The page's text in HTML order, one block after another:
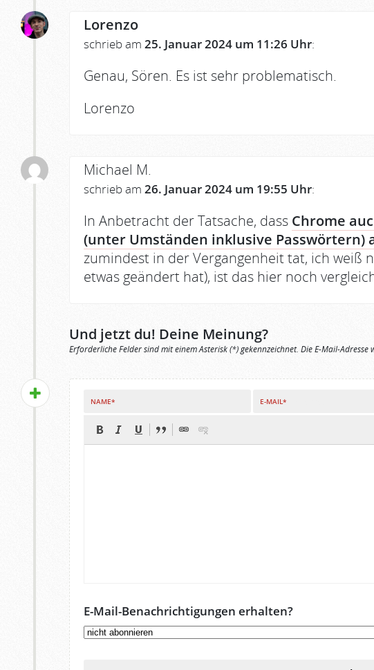
Lorenzo
schrieb am 25. Januar 2024 um 11:26 Uhr:
Genau, Sören. Es ist sehr problematisch.
Lorenzo
Michael M.
schrieb am 26. Januar 2024 um 19:55 Uhr:
In Anbetracht der Tatsache, dass Chrome
(unter Umständen inklusive Passwörtern)
zumindest in der Vergangenheit tat, ich weiß
etwas geändert hat), ist das hier noch
Und jetzt du! Deine Meinung?
Erforderliche Felder sind mit einem Asterisk (*) gekennzeichnet. Die E-Mail-
NAME* E-MAIL*
E-Mail-Benachrichtigungen erhalten?